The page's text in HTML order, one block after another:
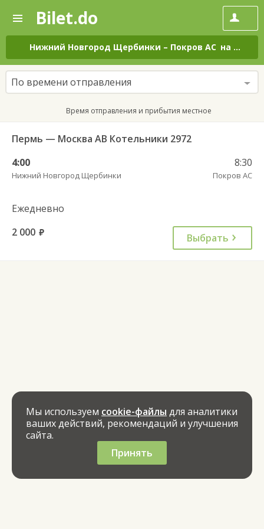
—
Поиск
и
покупка
билетов
на
автобус
онлайн
Bilet.do
Нижний Новгород Щербинки – Покров АС на все дни
По времени отправления
Время отправления и прибытия местное
Пермь — Москва АВ Котельники 2972
4:00
Нижний Новгород Щербинки
8:30
Покров АС
Ежедневно
2 000 руб. Выбрать
Мы используем cookie-файлы для аналитики
ваших действий, рекомендаций и улучшения
сайта.
Принять